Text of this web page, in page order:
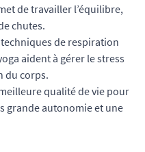
de travailler l’équilibre,
chutes.
techniques de respiration
aident à gérer le stress
du corps.
qualité de vie pour
grande autonomie et une